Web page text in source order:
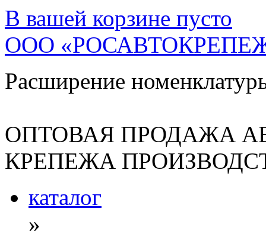
В вашей корзине пусто
ООО
Расширение
ОПТОВАЯ ПРОДАЖА
КРЕПЕЖА
каталог
»